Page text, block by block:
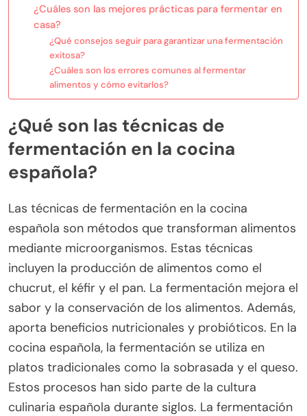
¿Cuáles son las mejores prácticas para fermentar en
casa?
¿Qué consejos seguir para garantizar una fermentación
exitosa?
¿Cuáles son los errores comunes al fermentar
alimentos y cómo evitarlos?
¿Qué son las técnicas de
fermentación en la cocina
española?
Las técnicas de fermentación en la cocina
española son métodos que transforman alimentos
mediante microorganismos. Estas técnicas
incluyen la producción de alimentos como el
chucrut, el kéfir y el pan. La fermentación mejora el
sabor y la conservación de los alimentos. Además,
aporta beneficios nutricionales y probióticos. En la
cocina española, la fermentación se utiliza en
platos tradicionales como la sobrasada y el queso.
Estos procesos han sido parte de la cultura
culinaria española durante siglos. La fermentación